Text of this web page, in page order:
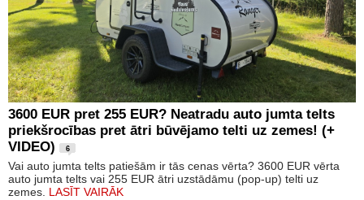
3600 EUR pret 255 EUR? Neatradu auto jumta telts
priekšrocības pret ātri būvējamo telti uz zemes! (+
VIDEO)
6
Vai auto jumta telts patiešām ir tās cenas vērta? 3600 EUR vērta
auto jumta telts vai 255 EUR ātri uzstādāmu (pop-up) telti uz
zemes. LASĪT VAIRĀK